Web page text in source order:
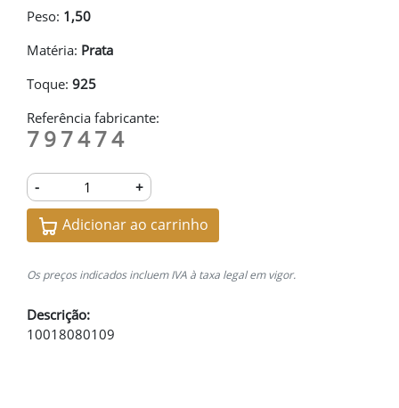
Peso: 1,50
Matéria: Prata
Toque: 925
Referência fabricante:
797474
- +
Adicionar ao carrinho
Os preços indicados incluem IVA à taxa legal em vigor.
Descrição:
10018080109